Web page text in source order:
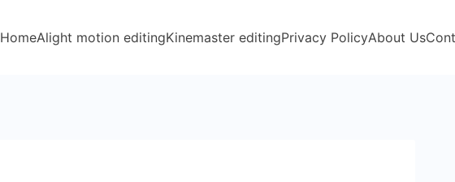
HomeAlight motion editingKinemaster editingPrivacy PolicyAbout Us